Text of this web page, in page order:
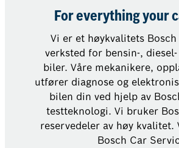
For everything your
Vi er et høykvalitets
verksted for bensin-,
biler. Våre mekanikere,
utfører diagnose og
bilen din ved hjelp av
testteknologi. Vi bruker
reservedeler av høy kvalitet.
Bosch Car